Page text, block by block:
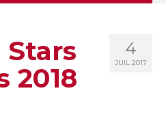
4
JUIL 2017
Stars
2018